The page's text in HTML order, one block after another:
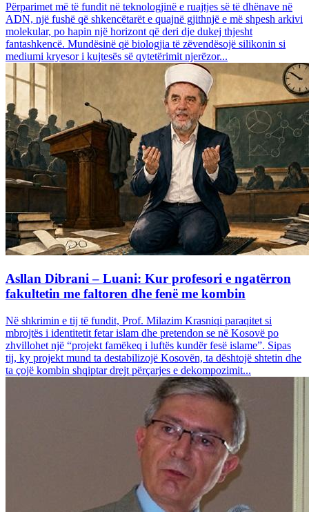
Përparimet më të fundit në teknologjinë e ruajtjes së të dhënave në
ADN, një fushë që shkencëtarët e quajnë gjithnjë e më shpesh arkivi
molekular, po hapin një horizont që deri dje dukej thjesht
fantashkencë. Mundësinë që biologjia të zëvendësojë silikonin si
mediumi kryesor i kujtesës së qytetërimit njerëzor...
Asllan Dibrani – Luani: Kur profesori e ngatërron
fakultetin me faltoren dhe fenë me kombin
Në shkrimin e tij të fundit, Prof. Milazim Krasniqi paraqitet si
mbrojtës i identitetit fetar islam dhe pretendon se në Kosovë po
zhvillohet një “projekt famëkeq i luftës kundër fesë islame”. Sipas
tij, ky projekt mund ta destabilizojë Kosovën, ta dështojë shtetin dhe
ta çojë kombin shqiptar drejt përçarjes e dekompozimit...